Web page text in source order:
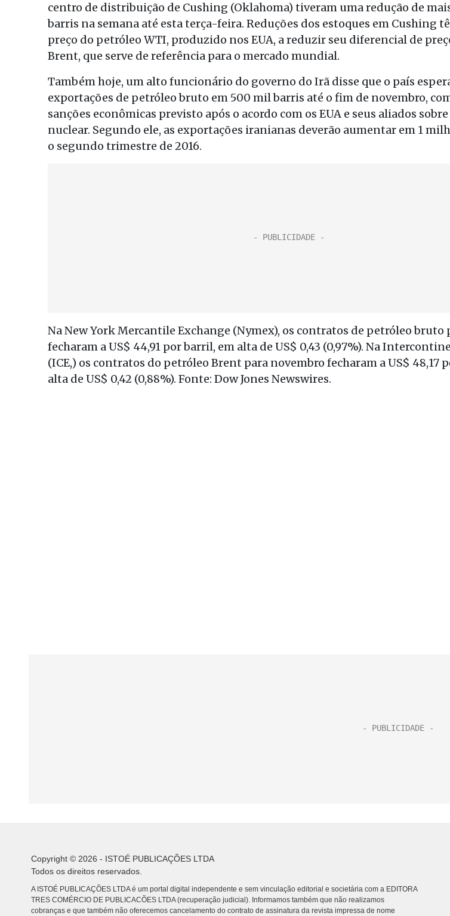
centro de distribuição de Cushing (Oklahoma) tiveram uma redução de
barris na semana até esta terça-feira. Reduções dos estoques em Cushing
preço do petróleo WTI, produzido nos EUA, a reduzir seu diferencial de
Brent, que serve de referência para o mercado mundial.
Também hoje, um alto funcionário do governo do Irã disse que o país
exportações de petróleo bruto em 500 mil barris até o fim de novembro,
sanções econômicas previsto após o acordo com os EUA e seus aliados
nuclear. Segundo ele, as exportações iranianas deverão aumentar em 1
o segundo trimestre de 2016.
Na New York Mercantile Exchange (Nymex), os contratos de petróleo bruto
fecharam a US$ 44,91 por barril, em alta de US$ 0,43 (0,97%). Na
(ICE,) os contratos do petróleo Brent para novembro fecharam a US$ 48,17
alta de US$ 0,42 (0,88%). Fonte: Dow Jones Newswires.
Copyright © 2026 - ISTOÉ PUBLICAÇÕES LTDA
Todos os direitos reservados.
A ISTOÉ PUBLICAÇÕES LTDA é um portal digital independente e sem vinculação editorial e societária com a EDITORA
TRES COMÉRCIO DE PUBLICACÕES LTDA (recuperação judicial). Informamos também que não realizamos
cobranças e que também não oferecemos cancelamento do contrato de assinatura da revista impressa de nome